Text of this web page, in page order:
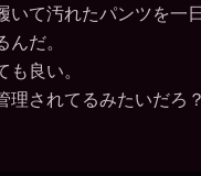
いて汚れたパンツを一
んだ。
も良い。
理されてるみたいだろ？